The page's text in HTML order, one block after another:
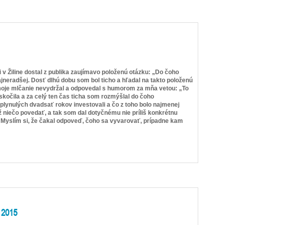
Žiline dostal z publika zaujímavo položenú otázku: „Do čoho
Dosť dlhú dobu som bol ticho a hľadal na takto položenú
mlčanie nevydržal a odpovedal s humorom za mňa vetou: „To
a za celý ten čas ticha som rozmýšlal do čoho
dvadsať rokov investovali a čo z toho bolo najmenej
povedať, a tak som dal dotyčnému nie príliš konkrétnu
si, že čakal odpoveď, čoho sa vyvarovať, prípadne kam